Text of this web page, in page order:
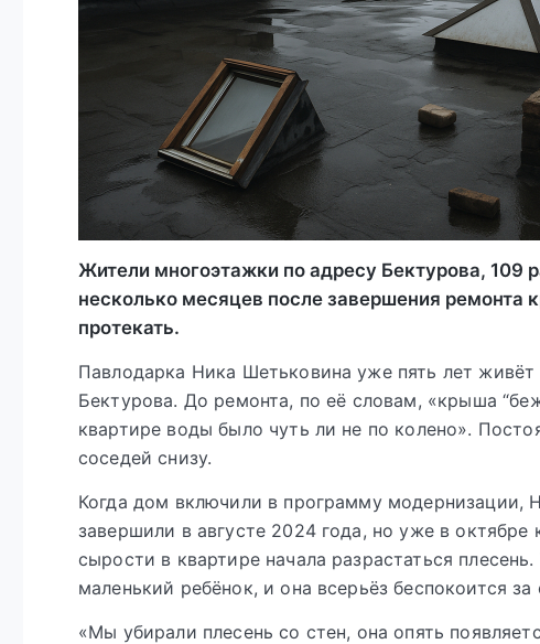
Жители многоэтажки по адресу Бектурова, 109
несколько месяцев после завершения ремонта
протекать.
Павлодарка Ника Шетьковина уже пять лет
Бектурова. До ремонта, по её словам, «крыша
квартире воды было чуть ли не по колено».
соседей снизу.
Когда дом включили в программу модернизации,
завершили в августе 2024 года, но уже в октябре
сырости в квартире начала разрастаться
маленький ребёнок, и она всерьёз беспокоится за
«Мы убирали плесень со стен, она опять